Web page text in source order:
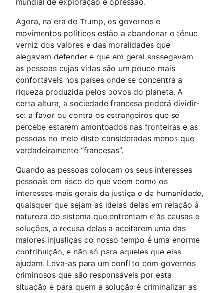
mundial de exploração e opressão.
Agora, na era de Trump, os governos e
movimentos políticos estão a abandonar o ténue
verniz dos valores e das moralidades que
alegavam defender e que em geral sossegavam
as pessoas cujas vidas são um pouco mais
confortáveis nos países onde se concentra a
riqueza produzida pelos povos do planeta. A
certa altura, a sociedade francesa poderá dividir-
se: a favor ou contra os estrangeiros que se
percebe estarem amontoados nas fronteiras e as
pessoas no meio disto consideradas menos que
verdadeiramente “francesas”.
Quando as pessoas colocam os seus interesses
pessoais em risco do que veem como os
interesses mais gerais da justiça e da humanidade,
quaisquer que sejam as ideias delas em relação à
natureza do sistema que enfrentam e às causas e
soluções, a recusa delas a aceitarem uma das
maiores injustiças do nosso tempo é uma enorme
contribuição, e não só para aqueles que elas
ajudam. Leva-as para um conflito com governos
criminosos que são responsáveis por esta
situação e para quem a solução é criminalizar as